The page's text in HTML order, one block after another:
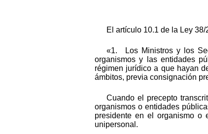
El artículo 10.1 de la Ley
«1. Los Ministros y los
organismos y las entidades
régimen jurídico a que hayan
ámbitos, previa consignación
Cuando el precepto
organismos o entidades
presidente en el organismo o
unipersonal.